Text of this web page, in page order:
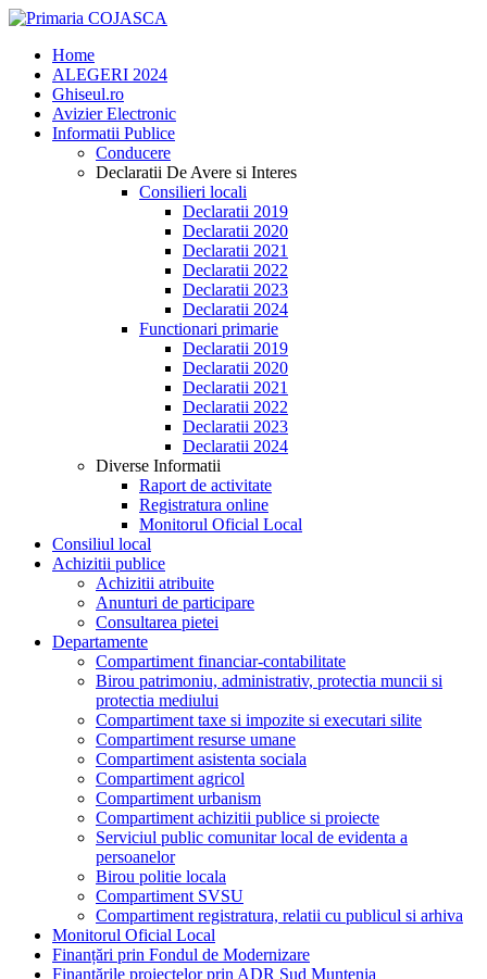
Home
ALEGERI 2024
Ghiseul.ro
Avizier Electronic
Informatii Publice
Conducere
Declaratii De Avere si Interes
Consilieri locali
Declaratii 2019
Declaratii 2020
Declaratii 2021
Declaratii 2022
Declaratii 2023
Declaratii 2024
Functionari primarie
Declaratii 2019
Declaratii 2020
Declaratii 2021
Declaratii 2022
Declaratii 2023
Declaratii 2024
Diverse Informatii
Raport de activitate
Registratura online
Monitorul Oficial Local
Consiliul local
Achizitii publice
Achizitii atribuite
Anunturi de participare
Consultarea pietei
Departamente
Compartiment financiar-contabilitate
Birou patrimoniu, administrativ, protectia muncii si
protectia mediului
Compartiment taxe si impozite si executari silite
Compartiment resurse umane
Compartiment asistenta sociala
Compartiment agricol
Compartiment urbanism
Compartiment achizitii publice si proiecte
Serviciul public comunitar local de evidenta a
persoanelor
Birou politie locala
Compartiment SVSU
Compartiment registratura, relatii cu publicul si arhiva
Monitorul Oficial Local
Finanțări prin Fondul de Modernizare
Finanțările proiectelor prin ADR Sud Muntenia